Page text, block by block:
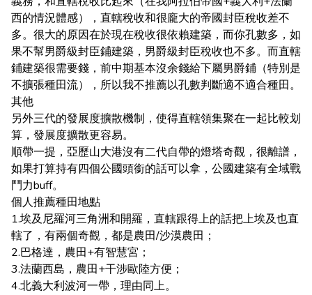
西的情況體感），直轄稅收和很龐大的帝國封臣稅收差不
多。很大的原因在於現在稅收很依賴建築，而你孔數多，如
果不幫男爵級封臣鋪建築，男爵級封臣稅收也不多。而直轄
鋪建築很需要錢，前中期基本沒余錢給下屬男爵鋪（特別是
不擴張種田流），所以我不推薦以孔數判斷適不適合種田。
其他
另外三代的發展度擴散機制，使得直轄領集聚在一起比較划
算，發展度擴散更容易。
順帶一提，亞歷山大港沒有二代自帶的燈塔奇觀，很離譜，
如果打算持有四個公國頭銜的話可以拿，公國建築有全域戰
鬥力buff。
個人推薦種田地點
1.埃及尼羅河三角洲和開羅，直轄跟得上的話把上埃及也直
轄了，有兩個奇觀，都是農田/沙漠農田；
2.巴格達，農田+有智慧宮；
3.法蘭西島，農田+干涉歐陸方便；
4.北義大利波河一帶，理由同上。